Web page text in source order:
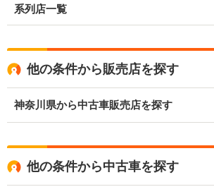
系列店一覧
他の条件から販売店を探す
神奈川県から中古車販売店を探す
他の条件から中古車を探す